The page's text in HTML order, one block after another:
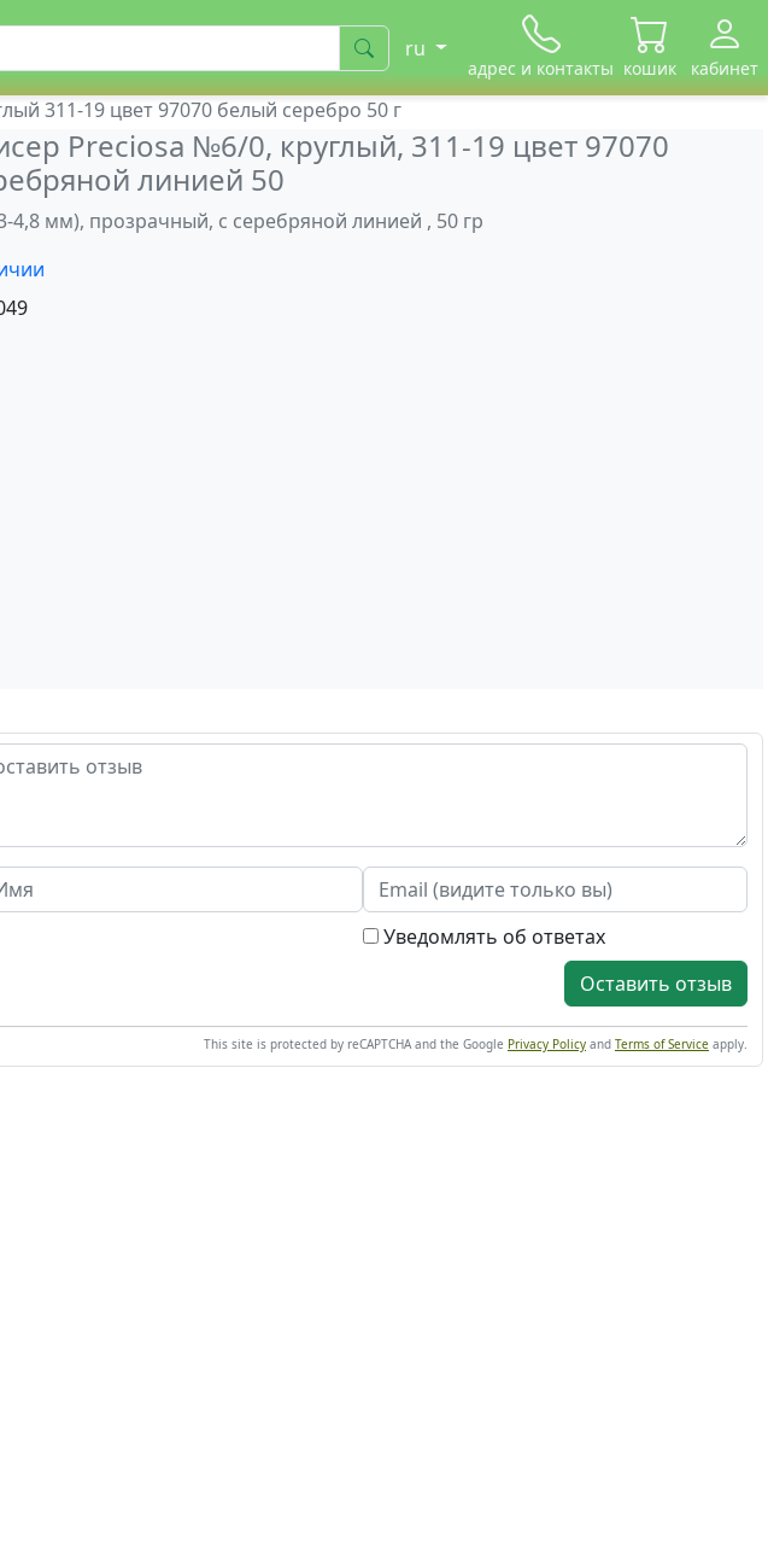
ru
адрес и контакты кошик кабинет
311-19 цвет 97070 белый серебро 50 г
Preciosa №6/0, круглый, 311-19 цвет 97070
линией 50
4,8 мм), прозрачный, с серебряной линией , 50 гр
Уведомлять об ответах
Оставить отзыв
This site is protected by reCAPTCHA and the Google Privacy Policy and Terms of Service apply.